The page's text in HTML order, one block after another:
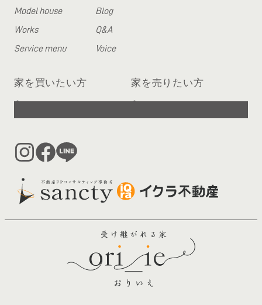
Model house
Works
Service menu
Blog
Q&A
Voice
家を買いたい方
へ
家を売りたい方
へ